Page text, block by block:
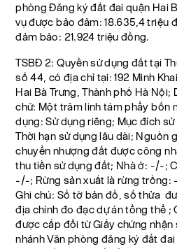
phòng Đăng ký đất đai quận Hai
vụ được bảo đảm: 18.635,4 triệu
đảm bảo: 21.924 triệu đồng.
TSBĐ 2: Quyền sử dụng đất tại
số 44, có địa chỉ tại: 192 Minh
Hai Bà Trưng, Thành phố Hà Nội;
chữ: Một trăm linh tám phẩy bốn
dụng: Sử dụng riêng; Mục đích
Thời hạn sử dụng lâu dài; Nguồn
chuyển nhượng đất được công
thu tiền sử dụng đất; Nhà ở: -/-;
-/-; Rừng sản xuất là rừng
Ghi chú: Số tờ bản đồ, số thửa
địa chính đo đạc dự án tổng thể ;
được cấp đổi từ Giấy chứng nhận
nhánh Văn phòng đăng ký đất